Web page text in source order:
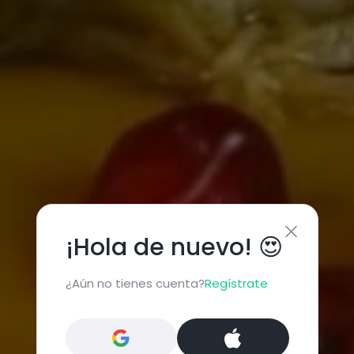
¡Hola de nuevo! 😍
¿Aún no tienes cuenta?Regístrate